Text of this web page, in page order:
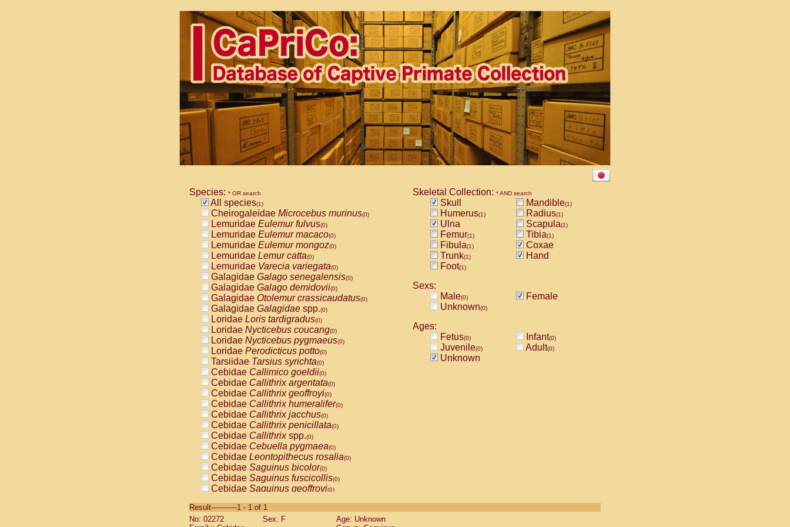
Species: * OR search
All species(1)
Cheirogaleidae Microcebus murinus(0)
Lemuridae Eulemur fulvus(0)
Lemuridae Eulemur macaco(0)
Lemuridae Eulemur mongoz(0)
Lemuridae Lemur catta(0)
Lemuridae Varecia variegata(0)
Galagidae Galago senegalensis(0)
Galagidae Galago demidovii(0)
Galagidae Otolemur crassicaudatus(0)
Galagidae Galagidae spp.(0)
Loridae Loris tardigradus(0)
Loridae Nycticebus coucang(0)
Loridae Nycticebus pygmaeus(0)
Loridae Perodicticus potto(0)
Tarsiidae Tarsius syrichta(0)
Cebidae Callimico goeldii(0)
Cebidae Callithrix argentata(0)
Cebidae Callithrix geoffroyi(0)
Cebidae Callithrix humeralifer(0)
Cebidae Callithrix jacchus(0)
Cebidae Callithrix penicillata(0)
Cebidae Callithrixspp.(0)
Cebidae Cebuella pygmaea(0)
Cebidae Leontopithecus rosalia(0)
Cebidae Saguinus bicolor(0)
Cebidae Saguinus fuscicollis(0)
Cebidae Saguinus geoffroyi(0)
CebidaeSaguinus labiatus(0)
Cebidae Saguinus leucopus (0)
Skeletal Collection: * AND search
Skull Mandible(1)
Humerus(1) Radius(1)
Ulna Scapula(1)
Femur(1) Tibia(1)
Fibula(1)
Coxae
Trunk(1)
Hand
Foot(1)
Sexs:
Male(0)
Female
Unknown(0)
Ages:
Fetus(0) Infant(0)
Juvenile(0) Adult(0)
Unknown
Result-----------1 - 1 of 1
No: 02272
Sex: F
Age: Unknown